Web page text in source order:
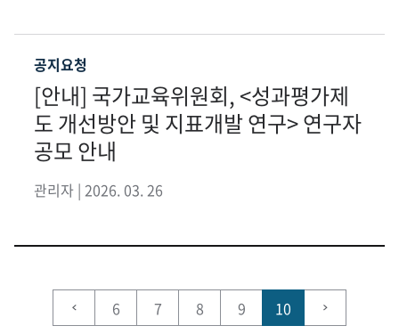
공지요청
[안내] 국가교육위원회, <성과평가제
도 개선방안 및 지표개발 연구> 연구자
공모 안내
관리자 | 2026. 03. 26
6 7 8 9 10